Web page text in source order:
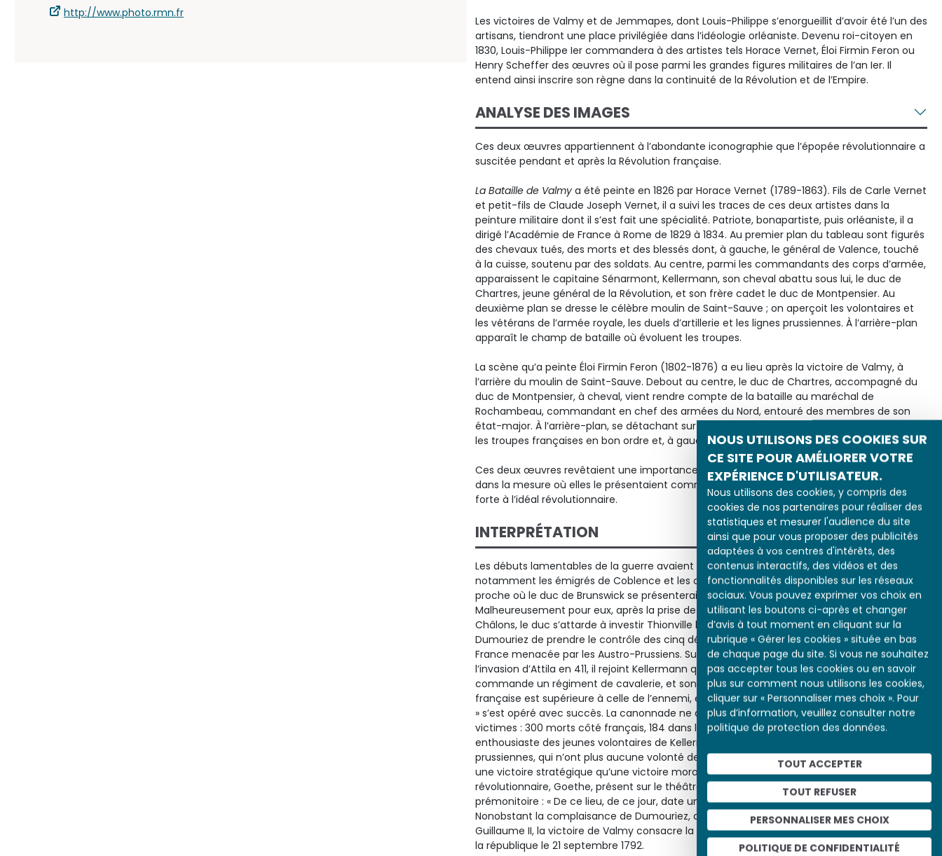
NOUS UTILISONS DES COOKIES SUR
CE SITE POUR AMÉLIORER VOTRE
EXPÉRIENCE D'UTILISATEUR.
Nous utilisons des cookies, y compris des
cookies de nos partenaires pour réaliser des
statistiques et mesurer l'audience du site
ainsi que pour vous proposer des publicités
adaptées à vos centres d'intérêts, des
contenus interactifs, des vidéos et des
fonctionnalités disponibles sur les réseaux
sociaux. Vous pouvez exprimer vos choix en
utilisant les boutons ci-après et changer
d’avis à tout moment en cliquant sur la
rubrique « Gérer les cookies » située en bas
de chaque page du site. Si vous ne souhaitez
pas accepter tous les cookies ou en savoir
plus sur comment nous utilisons les cookies,
cliquer sur « Personnaliser mes choix ». Pour
plus d’information, veuillez consulter notre
politique de protection des données.
TOUT ACCEPTER
TOUT REFUSER
PERSONNALISER MES CHOIX
POLITIQUE DE CONFIDENTIALITÉ
http://www.photo.rmn.fr
Les victoires de Valmy et de Jemmapes, dont Louis-Philippe s’enorgueillit d’avoir été l’un des
artisans, tiendront une place privilégiée dans l’idéologie orléaniste. Devenu roi-citoyen en
1830, Louis-Philippe Ier commandera à des artistes tels Horace Vernet, Éloi Firmin Feron ou
Henry Scheffer des œuvres où il pose parmi les grandes figures militaires de l’an Ier. Il
entend ainsi inscrire son règne dans la continuité de la Révolution et de l’Empire.
ANALYSE DES IMAGES
Ces deux œuvres appartiennent à l’abondante iconographie que l’épopée révolutionnaire a
suscitée pendant et après la Révolution française.
La Bataille de Valmy a été peinte en 1826 par Horace Vernet (1789-1863). Fils de Carle Vernet
et petit-fils de Claude Joseph Vernet, il a suivi les traces de ces deux artistes dans la
peinture militaire dont il s’est fait une spécialité. Patriote, bonapartiste, puis orléaniste, il a
dirigé l’Académie de France à Rome de 1829 à 1834. Au premier plan du tableau sont figurés
des chevaux tués, des morts et des blessés dont, à gauche, le général de Valence, touché
à la cuisse, soutenu par des soldats. Au centre, parmi les commandants des corps d’armée,
apparaissent le capitaine Sénarmont, Kellermann, son cheval abattu sous lui, le duc de
Chartres, jeune général de la Révolution, et son frère cadet le duc de Montpensier. Au
deuxième plan se dresse le célèbre moulin de Saint-Sauve ; on aperçoit les volontaires et
les vétérans de l’armée royale, les duels d’artillerie et les lignes prussiennes. À l’arrière-plan
apparaît le champ de bataille où évoluent les troupes.
La scène qu’a peinte Éloi Firmin Feron (1802-1876) a eu lieu après la victoire de Valmy, à
l’arrière du moulin de Saint-Sauve. Debout au centre, le duc de Chartres, accompagné du
duc de Montpensier, à cheval, vient rendre compte de la bataille au maréchal de
Rochambeau, commandant en chef des armées du Nord, entouré des membres de son
état-major. À l’arrière-plan, se détachant sur la plaine champenoise, apparaissent, à droite,
les troupes françaises en bon ordre et, à gauche, le village de Valmy.
Ces deux œuvres revêtaient une importance particulière aux yeux du roi Louis-Philippe,
dans la mesure où elles le présentaient comme un patriote et justifiaient son adhésion
forte à l’idéal révolutionnaire.
INTERPRÉTATION
Les débuts lamentables de la guerre avaient rempli de joie les contre-révolutionnaires,
notamment les émigrés de Coblence et les amis de la cour à Paris. Tous rêvaient de ce jour
proche où le duc de Brunswick se présenterait en libérateur aux portes de Paris.
Malheureusement pour eux, après la prise de Longwy et de Verdun, au lieu de marcher sur
Châlons, le duc s’attarde à investir Thionville le 4 septembre. Ce retard permet à
Dumouriez de prendre le contrôle des cinq défilés de l’Argonne, « les Thermopyles » de la
France menacée par les Austro-Prussiens. Sur le plateau de Valmy où s’était déjà brisée
l’invasion d’Attila en 411, il rejoint Kellermann qui a, à ses côtés, le duc de Chartres, qui
commande un régiment de cavalerie, et son jeune frère le duc de Montpensier. L’artillerie
française est supérieure à celle de l’ennemi, et l’amalgame entre « culs blancs » et « bluets
» s’est opéré avec succès. La canonnade ne dure que quelques heures, faisant peu de
victimes : 300 morts côté français, 184 dans le camp ennemi. Le courage et le patriotisme
enthousiaste des jeunes volontaires de Kellermann surprennent les troupes austro-
prussiennes, qui n’ont plus aucune volonté de reprendre le combat. Ainsi Valmy est-il moins
une victoire stratégique qu’une victoire morale et politique. Découvrant soudain l’univers
révolutionnaire, Goethe, présent sur le théâtre des opérations, constate de façon
prémonitoire : « De ce lieu, de ce jour, date une ère nouvelle de l’histoire du monde. »
Nonobstant la complaisance de Dumouriez, qui favorise la retraite des troupes de Frédéric-
Guillaume II, la victoire de Valmy consacre la chute de la royauté. La Convention proclame
la république le 21 septembre 1792.